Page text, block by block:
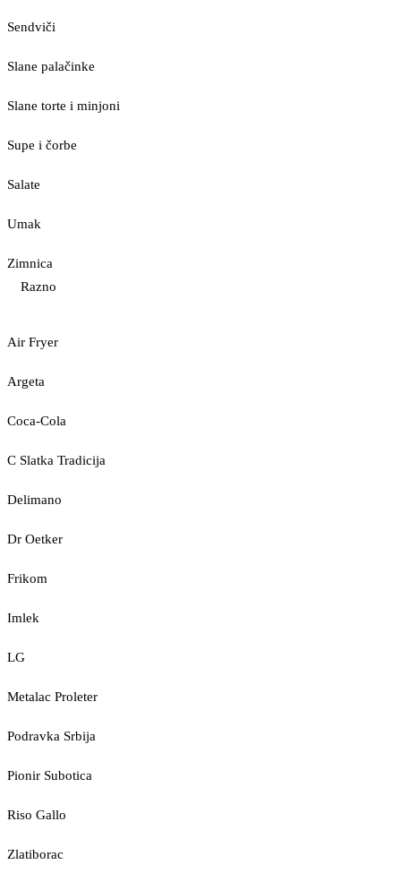
Sendviči
Slane palačinke
Slane torte i minjoni
Supe i čorbe
Salate
Umak
Zimnica
Razno
Air Fryer
Argeta
Coca-Cola
C Slatka Tradicija
Delimano
Dr Oetker
Frikom
Imlek
LG
Metalac Proleter
Podravka Srbija
Pionir Subotica
Riso Gallo
Zlatiborac